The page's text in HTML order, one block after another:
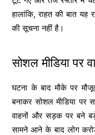
हालांकि, राहत की बात यह
की सूचना नहीं है।
सोशल मीडिया पर
घटना के बाद मौके पर
बनाकर सोशल मीडिया पर
वाहनों और सड़क पर बने
सामने आने के बाद लोग